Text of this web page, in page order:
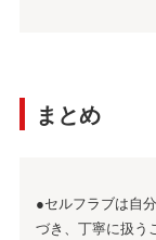
まとめ
●セルフラブは自
づき、丁寧に扱う